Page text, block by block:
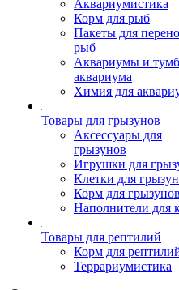
Аквариумистика
Корм для рыб
Пакеты для
рыб
Аквариумы и
аквариума
Химия для
Товары для грызунов
Аксессуары для
грызунов
Игрушки для
Клетки для
Корм для грызунов
Наполнители для
Товары для рептилий
Корм для
Террариумистика